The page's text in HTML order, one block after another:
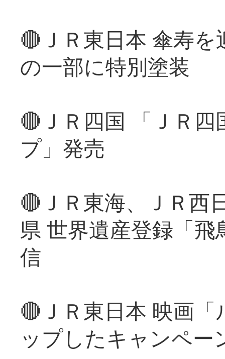
🔴ＪＲ東日本 傘寿
の一部に特別塗装
🔴ＪＲ四国 「ＪＲ
プ」発売
🔴ＪＲ東海、ＪＲ西
県 世界遺産登録「
信
🔴ＪＲ東日本 映画
ップしたキャンペー